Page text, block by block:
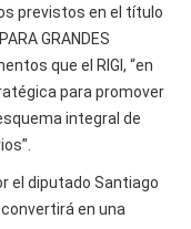
previstos en el título
GRANDES
que el RIGI, “en
para promover
integral de
el diputado Santiago
en una